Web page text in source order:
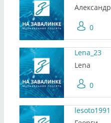
Александр
0
Lena_23
Lena
0
lesoto1991